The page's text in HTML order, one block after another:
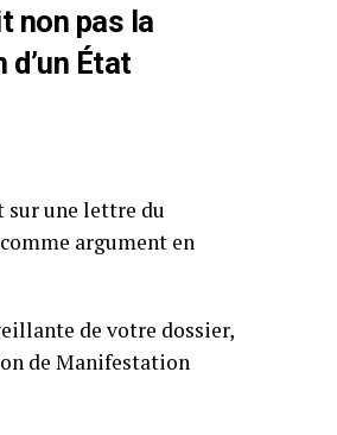
non pas la
État
sur une lettre du
argument en
de votre dossier,
de Manifestation